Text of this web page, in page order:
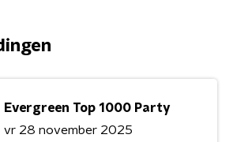
Evergreen Top 1000 Party
vr 28 november 2025